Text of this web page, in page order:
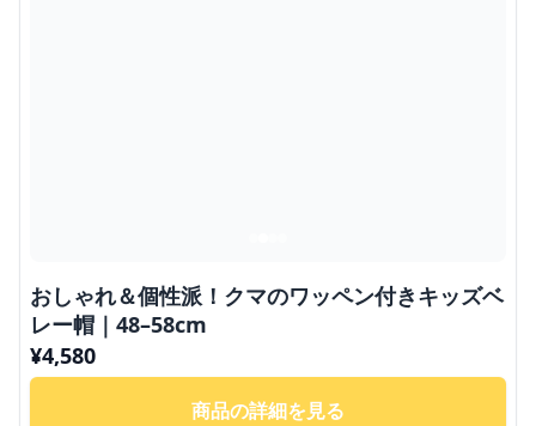
おしゃれ＆個性派！クマのワッペン付きキッズベ
レー帽｜48–58cm
¥4,580
商品の詳細を見る